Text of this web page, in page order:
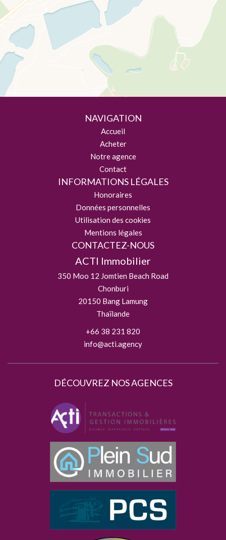
NAVIGATION
Accueil
Acheter
Notre agence
Contact
INFORMATIONS LÉGALES
Honoraires
Données personnelles
Utilisation des cookies
Mentions légales
CONTACTEZ-NOUS
ACTI Immobilier
350 Moo 12 Jomtien Beach Road
Chonburi
20150 Bang Lamung
Thaïlande
+66 38 231 820
info@acti.agency
DÉCOUVREZ NOS AGENCES